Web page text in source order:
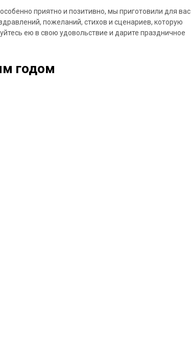
приятно и позитивно, мы приготовили для вас
пожеланий, стихов и сценариев, которую
ею в свою удовольствие и дарите праздничное
годом